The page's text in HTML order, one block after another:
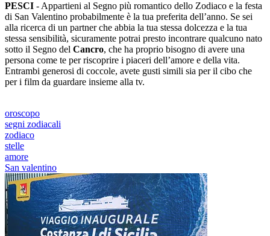
PESCI - Appartieni al Segno più romantico dello Zodiaco e la festa
di San Valentino probabilmente è la tua preferita dell’anno. Se sei
alla ricerca di un partner che abbia la tua stessa dolcezza e la tua
stessa sensibilità, sicuramente potrai presto incontrare qualcuno nato
sotto il Segno del Cancro, che ha proprio bisogno di avere una
persona come te per riscoprire i piaceri dell’amore e della vita.
Entrambi generosi di coccole, avete gusti simili sia per il cibo che
per i film da guardare insieme alla tv.
oroscopo
segni zodiacali
zodiaco
stelle
amore
San valentino